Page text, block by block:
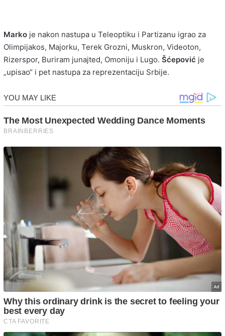
Marko je nakon nastupa u Teleoptiku i Partizanu igrao za
Olimpijakos, Majorku, Terek Grozni, Muskron, Videoton,
Rizerspor, Buriram junajted, Omoniju i Lugo. Šćepović je
„upisao“ i pet nastupa za reprezentaciju Srbije.